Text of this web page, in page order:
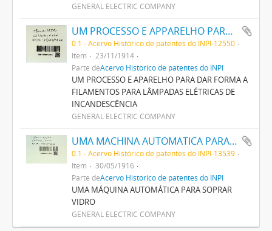
GENERAL ELECTRIC COMPANY
UM PROCESSO E APPARELHO PARA DAR FORMA A FILAMENTOS PARA LAMPADAS ELECTRICAS DE INCANDESCENCIA
0.1 - Acervo Histórico de patentes do INPI-12550
Item
23/11/1914
Parte deAcervo Histórico de patentes do INPI
UM PROCESSO E APARELHO PARA DAR FORMA A
FILAMENTOS PARA LÂMPADAS ELÉTRICAS DE
INCANDESCÊNCIA
GENERAL ELECTRIC COMPANY
UMA MACHINA AUTOMATICA PARA SOPRAR VIDRO
0.1 - Acervo Histórico de patentes do INPI-13539
Item
30/05/1916
Parte deAcervo Histórico de patentes do INPI
UMA MÁQUINA AUTOMÁTICA PARA SOPRAR
VIDRO
GENERAL ELECTRIC COMPANY